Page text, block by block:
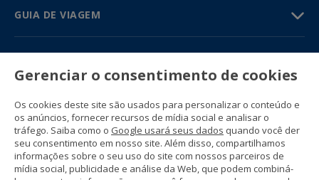
GUIA DE VIAGEM
Preços e catálogos
(+34) 91 594 37 76
Gustavo Fernández Balbuena, 11
28002 Madrid, Spain
Sitemap
Gerenciar o consentimento de cookies
Os cookies deste site são usados para personalizar o conteúdo e
os anúncios, fornecer recursos de mídia social e analisar o
tráfego. Saiba como o Google usará seus dados quando você der
seu consentimento em nosso site. Além disso, compartilhamos
informações sobre o seu uso do site com nossos parceiros de
mídia social, publicidade e análise da Web, que podem combiná-